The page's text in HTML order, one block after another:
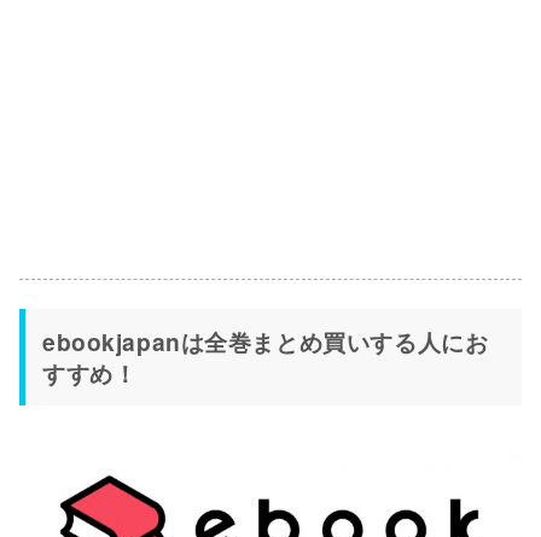
ebookjapanは全巻まとめ買いする人にお
すすめ！